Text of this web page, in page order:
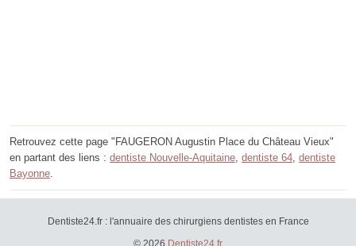
Retrouvez cette page "FAUGERON Augustin Place du Château Vieux"
en partant des liens : dentiste Nouvelle-Aquitaine, dentiste 64, dentiste
Bayonne.
Dentiste24.fr : l'annuaire des chirurgiens dentistes en France